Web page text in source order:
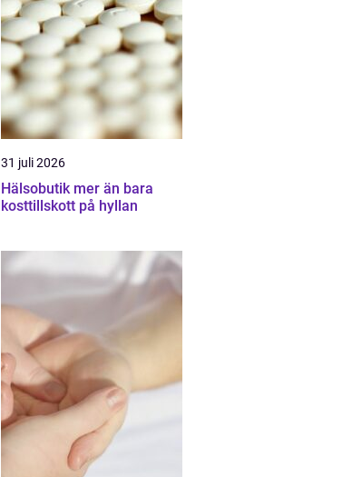
31 juli 2026
Hälsobutik mer än bara
kosttillskott på hyllan